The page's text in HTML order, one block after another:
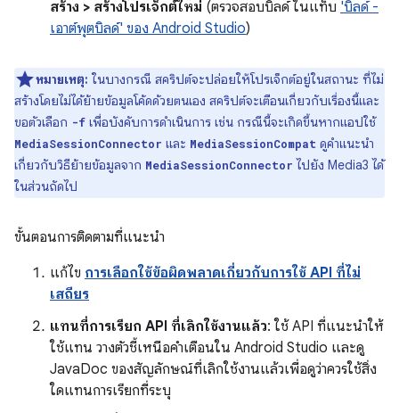
สร้าง > สร้างโปรเจ็กต์ใหม่ (ตรวจสอบบิลด์ ในแท็บ 'บิลด์ -
เอาต์พุตบิลด์' ของ Android Studio)
หมายเหตุ: ในบางกรณี สคริปต์จะปล่อยให้โปรเจ็กต์อยู่ในสถานะ ที่ไม่
สร้างโดยไม่ได้ย้ายข้อมูลโค้ดด้วยตนเอง สคริปต์จะเตือนเกี่ยวกับเรื่องนี้และ
ขอตัวเลือก -f เพื่อบังคับการดำเนินการ เช่น กรณีนี้จะเกิดขึ้นหากแอปใช้
MediaSessionConnector และ MediaSessionCompat ดูคำแนะนำ
เกี่ยวกับวิธีย้ายข้อมูลจาก MediaSessionConnector ไปยัง Media3 ได้
ในส่วนถัดไป
ขั้นตอนการติดตามที่แนะนำ
แก้ไข การเลือกใช้ข้อผิดพลาดเกี่ยวกับการใช้ API ที่ไม่
เสถียร
แทนที่การเรียก API ที่เลิกใช้งานแล้ว: ใช้ API ที่แนะนำให้
ใช้แทน วางตัวชี้เหนือคำเตือนใน Android Studio และดู
JavaDoc ของสัญลักษณ์ที่เลิกใช้งานแล้วเพื่อดูว่าควรใช้สิ่ง
ใดแทนการเรียกที่ระบุ